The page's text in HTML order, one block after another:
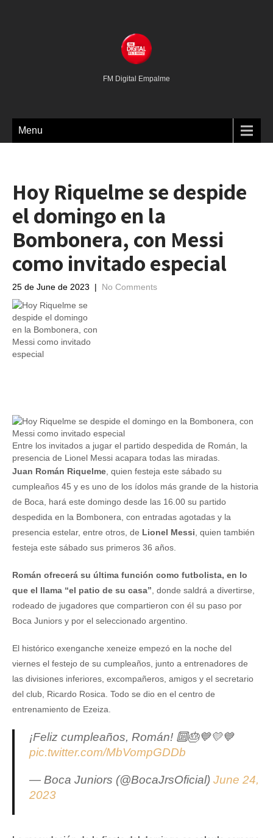
FM Digital Empalme
Menu
Hoy Riquelme se despide
el domingo en la
Bombonera, con Messi
como invitado especial
25 de June de 2023 | No Comments
Entre los invitados a jugar el partido despedida de Román, la
presencia de Lionel Messi acapara todas las miradas.
Juan Román Riquelme , quien festeja este sábado su
cumpleaños 45 y es uno de los ídolos más grande de la historia
de Boca, hará este domingo desde las 16.00 su partido
despedida en la Bombonera, con entradas agotadas y la
presencia estelar, entre otros, de Lionel Messi , quien también
festeja este sábado sus primeros 36 años.
Román ofrecerá su última función como futbolista, en lo
que el llama “el patio de su casa” , donde saldrá a divertirse,
rodeado de jugadores que compartieron con él su paso por
Boca Juniors y por el seleccionado argentino.
El histórico exenganche xeneize empezó en la noche del
viernes el festejo de su cumpleaños, junto a entrenadores de
las divisiones inferiores, excompañeros, amigos y el secretario
del club, Ricardo Rosica. Todo se dio en el centro de
entrenamiento de Ezeiza.
¡Feliz cumpleaños, Román! 🔟🎂💙💛💙
pic.twitter.com/MbVompGDDb
— Boca Juniors (@BocaJrsOficial) June 24,
2023